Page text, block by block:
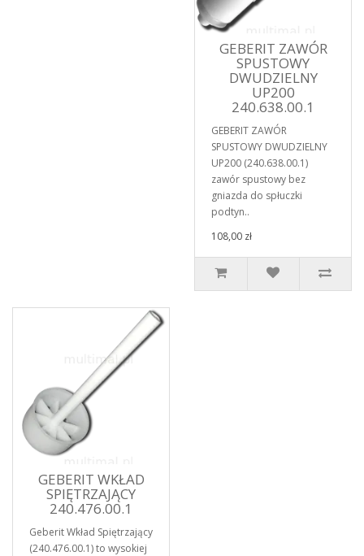
GEBERIT ZAWÓR
SPUSTOWY
DWUDZIELNY
UP200
240.638.00.1
GEBERIT ZAWÓR
SPUSTOWY DWUDZIELNY
UP200 (240.638.00.1)
zawór spustowy bez
gniazda do spłuczki
podtyn..
108,00 zł
GEBERIT WKŁAD
SPIĘTRZAJĄCY
240.476.00.1
Geberit Wkład Spiętrzający
(240.476.00.1) to wysokiej